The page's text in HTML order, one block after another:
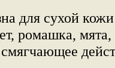
для сухой
ромашка, мята,